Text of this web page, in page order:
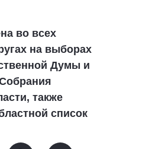
во всех
на выборах
Думы и
также
список